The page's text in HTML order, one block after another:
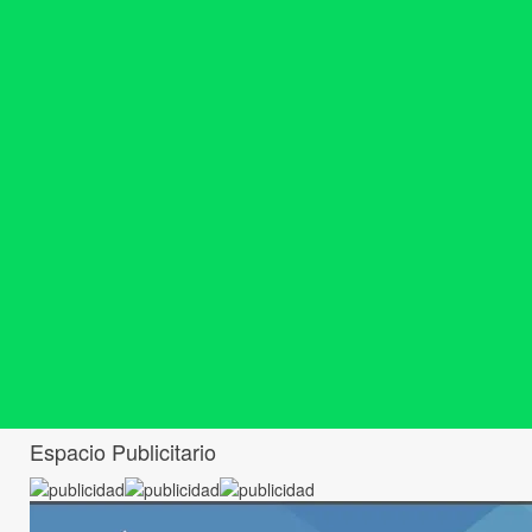
Espacio Publicitario